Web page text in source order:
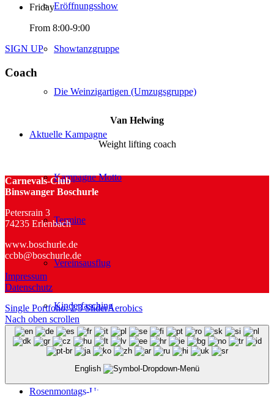
Eröffnungsshow
Showtanzgruppe
Die Weinzigartigen (Umzugsgruppe)
Aktuelle Kampagne
Kampagne Motto
Termine
Vereinsausflug
Kinderfasching
Männerballettturnier
Rosenmontags-Umzug
Friday
From 8:00-9:00
SIGN UP
Coach
Van Helwing
Weight lifting coach
Carnevals-Club
Binswanger Boschurle
Petersrain 3
74235 Erlenbach
www.boschurle.de
ccbb@boschurle.de
Impressum
Datenschutz
Single Portfolio: 2/3 SliderAerobics
Nach oben scrollen
English